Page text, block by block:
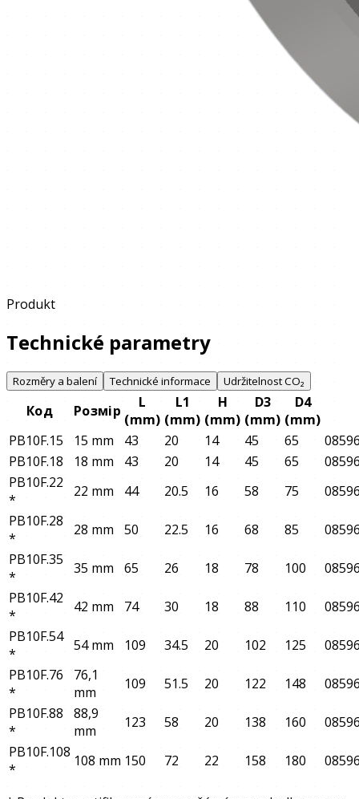
Produkt
Technické parametry
Rozměry a balení Technické informace Udržitelnost CO₂
Код Розмір
L
(mm)
L1
(mm)
H
(mm)
D3
(mm)
D4
(mm)
PB10F.15
15 mm 43 20 14 45 65
PB10F.18
18 mm 43 20 14 45 65
PB10F.22
*
22 mm 44 20.5 16 58 75
PB10F.28
*
28 mm 50 22.5 16 68 85
PB10F.35
*
35 mm 65 26 18 78 100
PB10F.42
*
42 mm 74 30 18 88 110
PB10F.54
*
54 mm 109 34.5 20 102 125
PB10F.76
*
76,1
mm
109 51.5 20 122 148
PB10F.88
*
88,9
mm
123 58 20 138 160
PB10F.108
*
108 mm 150 72 22 158 180